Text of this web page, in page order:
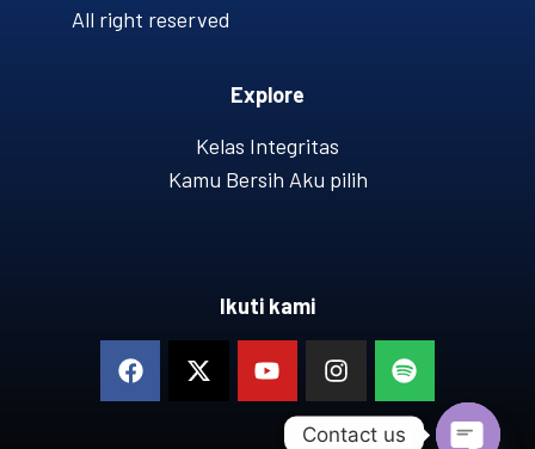
All right reserved
Explore
Kelas Integritas
Kamu Bersih Aku pilih
Ikuti kami
Contact us